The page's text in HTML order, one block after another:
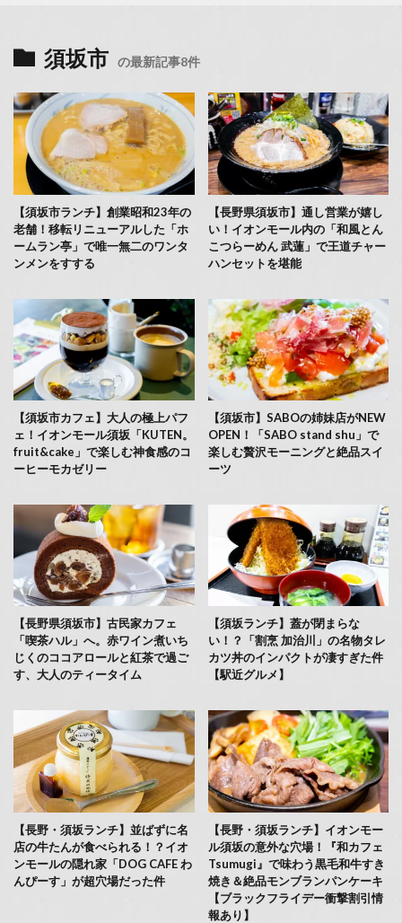
須坂市 の最新記事8件
【須坂市ランチ】創業昭和23年の
老舗！移転リニューアルした「ホ
ームラン亭」で唯一無二のワンタ
ンメンをすする
【長野県須坂市】通し営業が嬉し
い！イオンモール内の「和風とん
こつらーめん 武蓮」で王道チャー
ハンセットを堪能
【須坂市カフェ】大人の極上パフ
ェ！イオンモール須坂「KUTEN。
fruit&cake」で楽しむ神食感のコ
ーヒーモカゼリー
【須坂市】SABOの姉妹店がNEW
OPEN！「SABO stand shu」で
楽しむ贅沢モーニングと絶品スイ
ーツ
【長野県須坂市】古民家カフェ
「喫茶ハル」へ。赤ワイン煮いち
じくのココアロールと紅茶で過ご
す、大人のティータイム
【須坂ランチ】蓋が閉まらな
い！？「割烹 加治川」の名物タレ
カツ丼のインパクトが凄すぎた件
【駅近グルメ】
【長野・須坂ランチ】並ばずに名
店の牛たんが食べられる！？イオ
ンモールの隠れ家「DOG CAFE わ
んぴーす」が超穴場だった件
【長野・須坂ランチ】イオンモー
ル須坂の意外な穴場！『和カフェ
Tsumugi』で味わう黒毛和牛すき
焼き＆絶品モンブランパンケーキ
【ブラックフライデー衝撃割引情
報あり】